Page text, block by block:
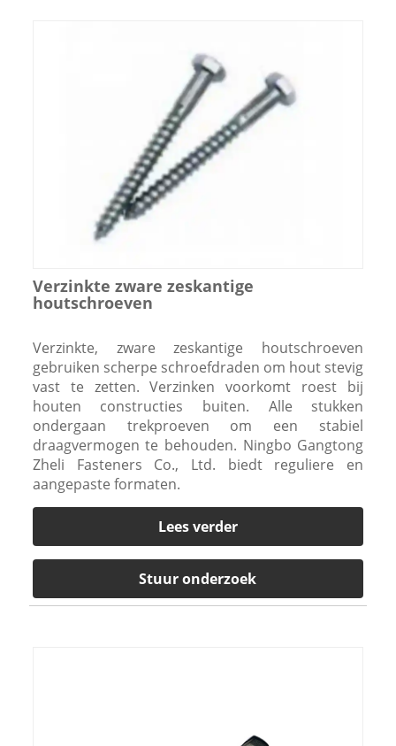
Verzinkte zware zeskantige
houtschroeven
Verzinkte, zware zeskantige houtschroeven
gebruiken scherpe schroefdraden om hout stevig
vast te zetten. Verzinken voorkomt roest bij
houten constructies buiten. Alle stukken
ondergaan trekproeven om een ​​stabiel
draagvermogen te behouden. Ningbo Gangtong
Zheli Fasteners Co., Ltd. biedt reguliere en
aangepaste formaten.
Lees verder
Stuur onderzoek